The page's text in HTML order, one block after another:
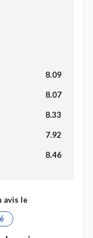
8.09
8.07
8.33
7.92
8.46
avis le